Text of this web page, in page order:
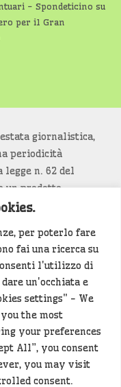
per poterlo fare
fai una ricerca su
l'utilizzo di
un'occhiata e
settings" - We
the most
your preferences
All”, you consent
you may visit
consent.
- Spondeticino su
per il Gran
giornalistica,
periodicità
n. 62 del
un prodotto
e diritti
proprietà e vuoi
per inviarci un
rielaborando, con
contenuti
siti di interesse
viene